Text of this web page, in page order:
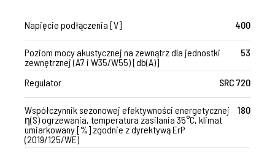
Napięcie podłączenia [V] 400
Poziom mocy akustycznej na zewnątrz dla jednostki
zewnętrznej (A7 i W35/W55) [db(A)]
53
Regulator SRC 720
Współczynnik sezonowej efektywności energetycznej
η(S) ogrzewania, temperatura zasilania 35°C, klimat
umiarkowany [%] zgodnie z dyrektywą ErP
(2019/125/WE)
180